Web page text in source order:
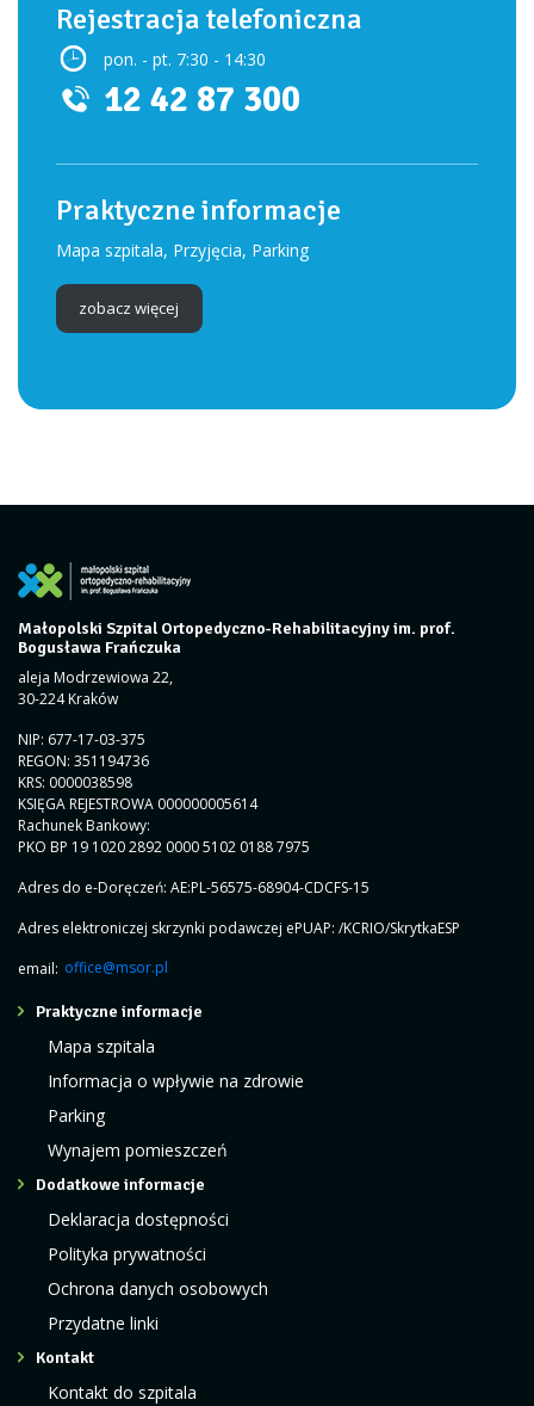
Rejestracja telefoniczna
pon. - pt. 7:30 - 14:30
12 42 87 300
Praktyczne informacje
Mapa szpitala, Przyjęcia, Parking
zobacz więcej
Małopolski Szpital Ortopedyczno-Rehabilitacyjny im. prof.
Bogusława Frańczuka
aleja Modrzewiowa 22,
30-224 Kraków
NIP: 677-17-03-375
REGON: 351194736
KRS: 0000038598
KSIĘGA REJESTROWA 000000005614
Rachunek Bankowy:
PKO BP 19 1020 2892 0000 5102 0188 7975
Adres do e-Doręczeń: AE:PL-56575-68904-CDCFS-15
Adres elektroniczej skrzynki podawczej ePUAP: /KCRIO/SkrytkaESP
email: office@msor.pl
Praktyczne informacje
Mapa szpitala
Informacja o wpływie na zdrowie
Parking
Wynajem pomieszczeń
Dodatkowe informacje
Deklaracja dostępności
Polityka prywatności
Ochrona danych osobowych
Przydatne linki
Kontakt
Kontakt do szpitala